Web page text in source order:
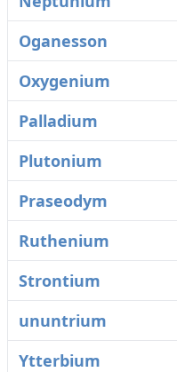
Oganesson
Oxygenium
Palladium
Plutonium
Praseodym
Ruthenium
Strontium
ununtrium
Ytterbium